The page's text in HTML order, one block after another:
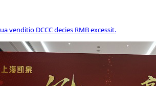
venditio DCCC decies RMB excessit.